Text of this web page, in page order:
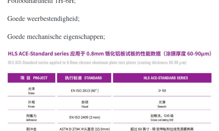
Goede weerbestendigheid;
Goede mechanische eigenschappen;